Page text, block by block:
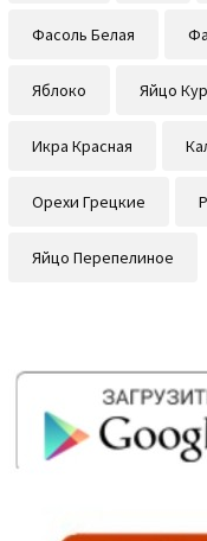
Фасоль Белая
Яблоко Яйцо
Икра Красная
Орехи Грецкие
Яйцо Перепелиное